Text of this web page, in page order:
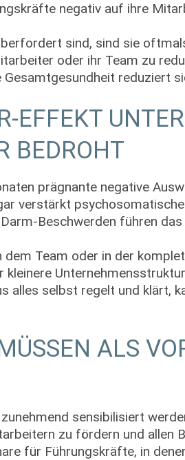
negativ auf ihre
sind, sind sie
oder ihr Team zu
reduziert
EFFEKT
BEDROHT
prägnante negative
verstärkt
Beschwerden führen das
Team oder in der
alles selbst regelt und klärt,
ALS
sensibilisiert
zu fördern und allen
für Führungskräfte, in